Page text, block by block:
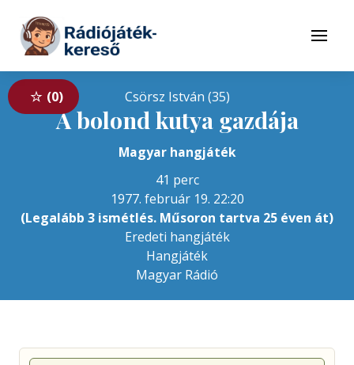
Tovább a tartalomhoz
Menü
0 Csörsz István (35)
A bolond kutya gazdája
Magyar hangjáték
41 perc
1977. február 19. 22:20
(Legalább 3 ismétlés. Műsoron tartva 25 éven át)
Eredeti hangjáték
Hangjáték
Magyar Rádió